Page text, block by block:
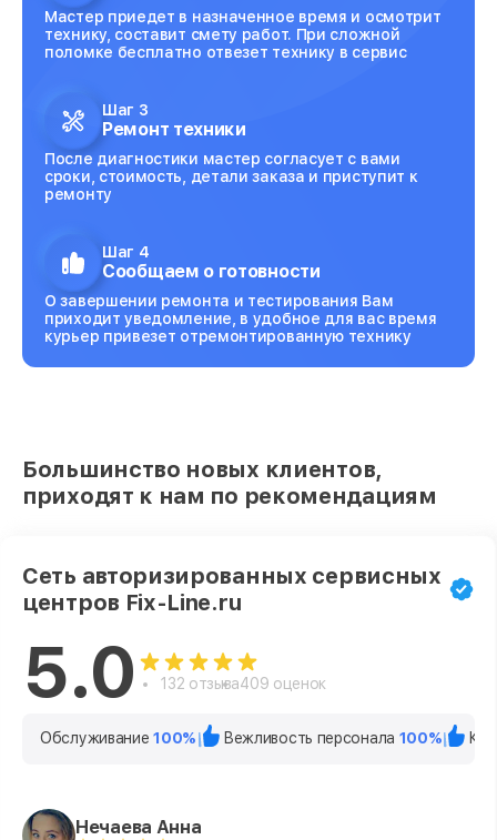
Мастер приедет в назначенное время и осмотрит
технику, составит смету работ. При сложной
поломке бесплатно отвезет технику в сервис
Шаг 3
Ремонт техники
После диагностики мастер согласует с вами
сроки, стоимость, детали заказа и приступит к
ремонту
Шаг 4
Сообщаем о готовности
О завершении ремонта и тестирования Вам
приходит уведомление, в удобное для вас время
курьер привезет отремонтированную технику
Большинство новых клиентов,
приходят к нам по рекомендациям
Сеть авторизированных сервисных
центров Fix-Line.ru
5.0 132 отзыва409 оценок
Обслуживание100% Вежливость персонала 100%
Нечаева Анна